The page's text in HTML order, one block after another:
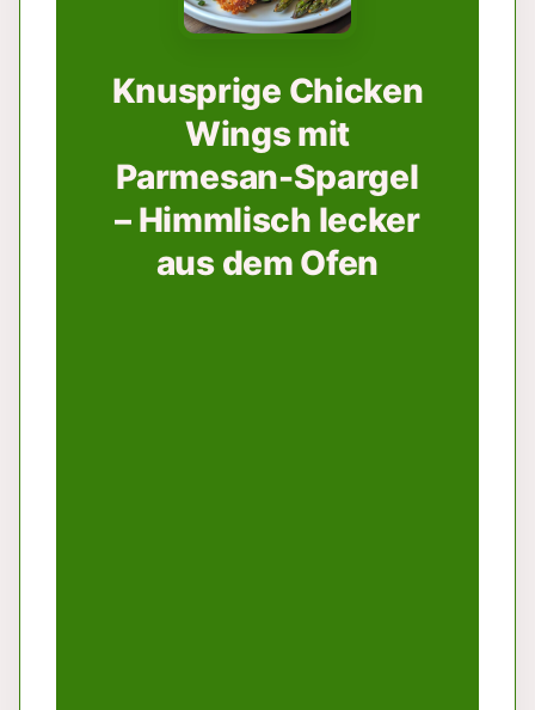
Knusprige Chicken
Wings mit
Parmesan-Spargel
– Himmlisch lecker
aus dem Ofen